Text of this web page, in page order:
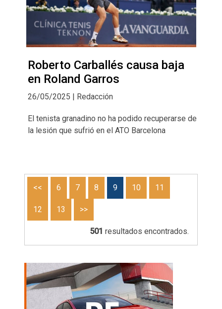
Roberto Carballés causa baja
en Roland Garros
26/05/2025 | Redacción
El tenista granadino no ha podido recuperarse de
la lesión que sufrió en el ATO Barcelona
<< 6 7 8 9 10 11
12 13 >>
501 resultados encontrados.